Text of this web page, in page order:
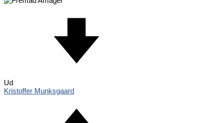
Ud
Kristoffer Munksgaard